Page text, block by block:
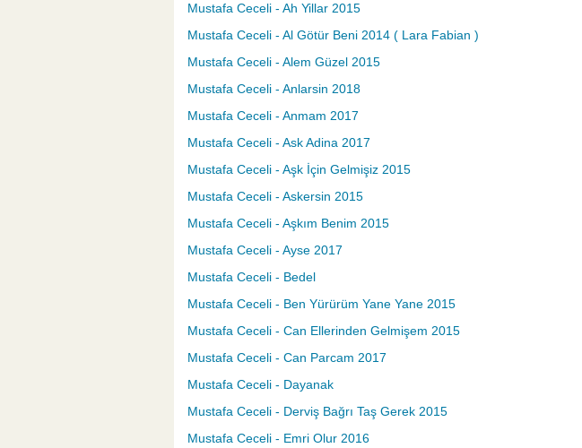
Mustafa Ceceli - Ah Yillar 2015
Mustafa Ceceli - Al Götür Beni 2014 ( Lara Fabian )
Mustafa Ceceli - Alem Güzel 2015
Mustafa Ceceli - Anlarsin 2018
Mustafa Ceceli - Anmam 2017
Mustafa Ceceli - Ask Adina 2017
Mustafa Ceceli - Aşk İçin Gelmişiz 2015
Mustafa Ceceli - Askersin 2015
Mustafa Ceceli - Aşkım Benim 2015
Mustafa Ceceli - Ayse 2017
Mustafa Ceceli - Bedel
Mustafa Ceceli - Ben Yürürüm Yane Yane 2015
Mustafa Ceceli - Can Ellerinden Gelmişem 2015
Mustafa Ceceli - Can Parcam 2017
Mustafa Ceceli - Dayanak
Mustafa Ceceli - Derviş Bağrı Taş Gerek 2015
Mustafa Ceceli - Emri Olur 2016